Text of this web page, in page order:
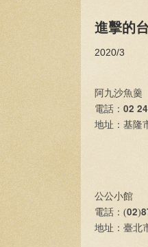
進擊的
2020/3
阿九沙魚羹
電話： 02
地址：基隆
公公小館
電話：(02)
地址：臺北